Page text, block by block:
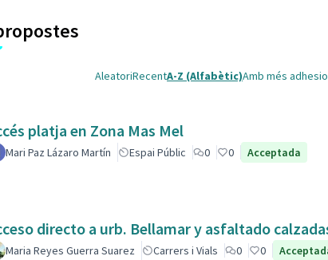
AleatoriRecentA-Z (Alfabètic)Amb més
platja en Zona Mas Mel
Mari Paz Lázaro Martín Espai Públic 0 0 Acceptada
directo a urb. Bellamar y asfaltado
Maria Reyes Guerra Suarez Carrers i Vials 0 0